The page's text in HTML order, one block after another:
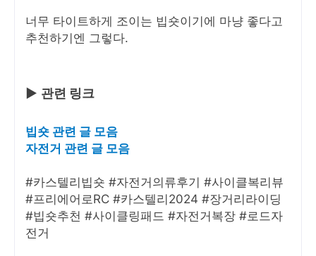
너무 타이트하게 조이는 빕숏이기에 마냥 좋다고
추천하기엔 그렇다.
▶ 관련 링크
빕숏 관련 글 모음
자전거 관련 글 모음
#카스텔리빕숏 #자전거의류후기 #사이클복리뷰
#프리에어로RC #카스텔리2024 #장거리라이딩
#빕숏추천 #사이클링패드 #자전거복장 #로드자
전거